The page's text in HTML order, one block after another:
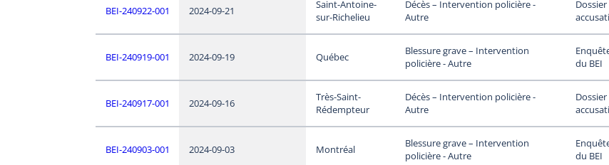
BEI-240922-001 2024-09-21
Saint-Antoine-
sur-Richelieu
Décès – Intervention policière -
Autre
BEI-240919-001 2024-09-19 Québec
Blessure grave – Intervention
policière - Autre
du BEI
BEI-240917-001 2024-09-16
Très-Saint-
Rédempteur
Décès – Intervention policière -
Autre
BEI-240903-001 2024-09-03 Montréal
Blessure grave – Intervention
policière - Autre
du BEI